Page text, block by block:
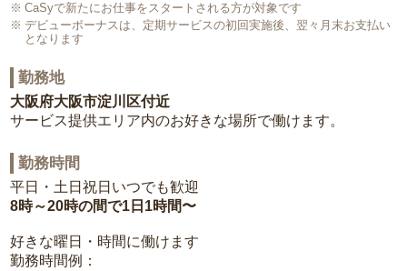
CaSyで新たにお仕事をスタートされる方が対象です
デビューボーナスは、定期サービスの初回実施後、翌々月末お支払い
となります
勤務地
大阪府大阪市淀川区付近
サービス提供エリア内のお好きな場所で働けます。
勤務時間
平日・土日祝日いつでも歓迎
8時～20時の間で1日1時間〜
好きな曜日・時間に働けます
勤務時間例：